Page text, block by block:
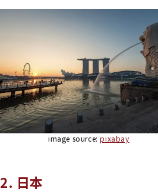
image source: pixabay
2. 日本